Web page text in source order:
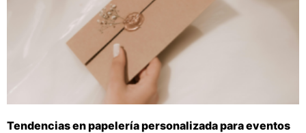
Tendencias en papelería personalizada para eventos